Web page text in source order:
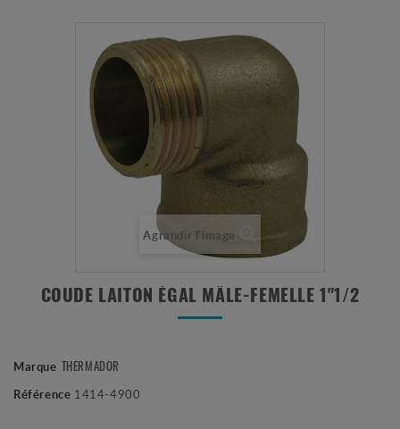
Agrandir l'image
COUDE LAITON ÉGAL MÂLE-FEMELLE 1"1/2
Marque THERMADOR
Référence 1414-4900